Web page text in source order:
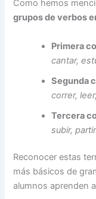
Como hemos
grupos de verbos
Primera
cantar,
Segunda
correr,
Tercera
subir,
Reconocer estas
más básicos de
alumnos aprenden